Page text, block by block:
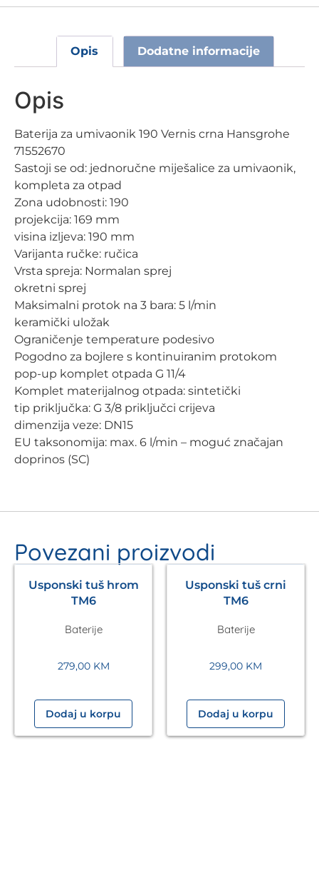
Opis Dodatne informacije
Opis
Baterija za umivaonik 190 Vernis crna Hansgrohe
71552670
Sastoji se od: jednoručne miješalice za umivaonik,
kompleta za otpad
Zona udobnosti: 190
projekcija: 169 mm
visina izljeva: 190 mm
Varijanta ručke: ručica
Vrsta spreja: Normalan sprej
okretni sprej
Maksimalni protok na 3 bara: 5 l/min
keramički uložak
Ograničenje temperature podesivo
Pogodno za bojlere s kontinuiranim protokom
pop-up komplet otpada G 11/4
Komplet materijalnog otpada: sintetički
tip priključka: G 3/8 priključci crijeva
dimenzija veze: DN15
EU taksonomija: max. 6 l/min – moguć značajan
doprinos (SC)
Povezani proizvodi
Usponski tuš hrom
TM6
Baterije
279,00 KM
Dodaj u korpu
Usponski tuš crni
TM6
Baterije
299,00 KM
Dodaj u korpu